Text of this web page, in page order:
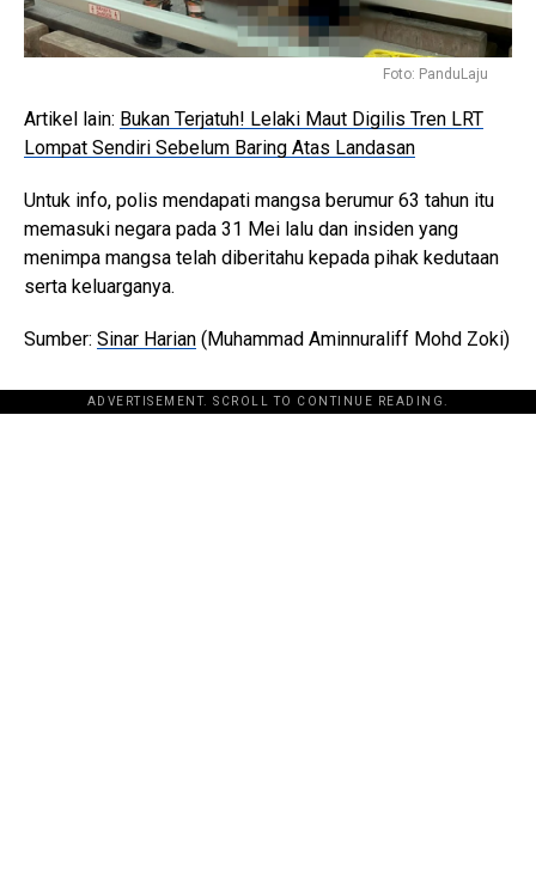
Foto: PanduLaju
Artikel lain: Bukan Terjatuh! Lelaki Maut Digilis Tren LRT
Lompat Sendiri Sebelum Baring Atas Landasan
Untuk info, polis mendapati mangsa berumur 63 tahun itu
memasuki negara pada 31 Mei lalu dan insiden yang
menimpa mangsa telah diberitahu kepada pihak kedutaan
serta keluarganya.
Sumber: Sinar Harian (Muhammad Aminnuraliff Mohd Zoki)
ADVERTISEMENT. SCROLL TO CONTINUE READING.